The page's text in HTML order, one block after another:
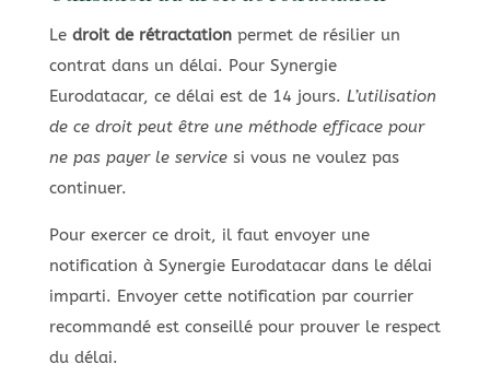
Le droit de rétractationpermet de résilier un
contrat dans un délai. Pour Synergie
Eurodatacar, ce délai est de 14 jours. L’utilisation
de ce droit peut être une méthode efficace pour
ne pas payer le servicesi vous ne voulez pas
continuer.
Pour exercer ce droit, il faut envoyer une
notification à Synergie Eurodatacar dans le délai
imparti. Envoyer cette notification par courrier
recommandé est conseillé pour prouver le respect
du délai.